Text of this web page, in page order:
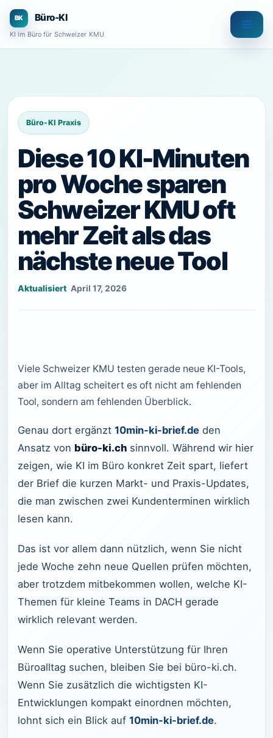
Zum
Inhalt
springen
Büro-KI
KI im Büro für Schweizer KMU
Diese 10 KI-Minuten
pro Woche sparen
Schweizer KMU oft
mehr Zeit als das
nächste neue Tool
April 17, 2026
Viele Schweizer KMU testen gerade neue KI-Tools,
aber im Alltag scheitert es oft nicht am fehlenden
Tool, sondern am fehlenden Überblick.
Genau dort ergänzt 10min-ki-brief.de den
Ansatz von büro-ki.ch sinnvoll. Während wir hier
zeigen, wie KI im Büro konkret Zeit spart, liefert
der Brief die kurzen Markt- und Praxis-Updates,
die man zwischen zwei Kundenterminen wirklich
lesen kann.
Das ist vor allem dann nützlich, wenn Sie nicht
jede Woche zehn neue Quellen prüfen möchten,
aber trotzdem mitbekommen wollen, welche KI-
Themen für kleine Teams in DACH gerade
wirklich relevant werden.
Wenn Sie operative Unterstützung für Ihren
Büroalltag suchen, bleiben Sie bei büro-ki.ch.
Wenn Sie zusätzlich die wichtigsten KI-
Entwicklungen kompakt einordnen möchten,
lohnt sich ein Blick auf 10min-ki-brief.de.